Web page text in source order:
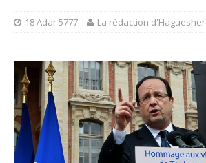
18 Adar 5777 La rédaction d'Haguesher